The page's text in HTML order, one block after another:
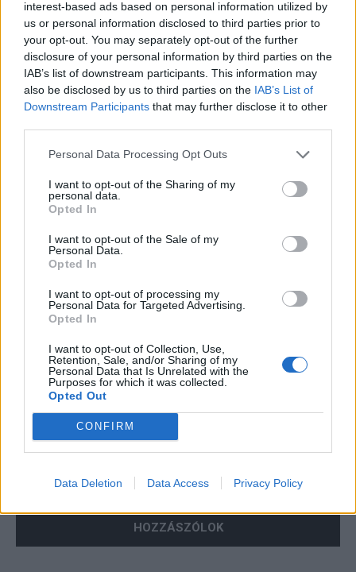
interest-based ads based on personal information utilized by
us or personal information disclosed to third parties prior to
your opt-out. You may separately opt-out of the further
disclosure of your personal information by third parties on the
IAB’s list of downstream participants. This information may
also be disclosed by us to third parties on the IAB’s List of
Downstream Participants that may further disclose it to other
Personal Data Processing Opt Outs
I want to opt-out of the Sharing of my
personal data.
Opted In
I want to opt-out of the Sale of my
Personal Data.
Opted In
I want to opt-out of processing my
Personal Data for Targeted Advertising.
Opted In
I want to opt-out of Collection, Use,
Retention, Sale, and/or Sharing of my
Personal Data that Is Unrelated with the
Purposes for which it was collected.
Opted Out
CONFIRM
Data Deletion Data Access Privacy Policy
HOZZÁSZÓLOK A CIKKHEZ
Save my name, email, and website in this browser for the
next time I comment.
Notify me of follow-up comments by email.